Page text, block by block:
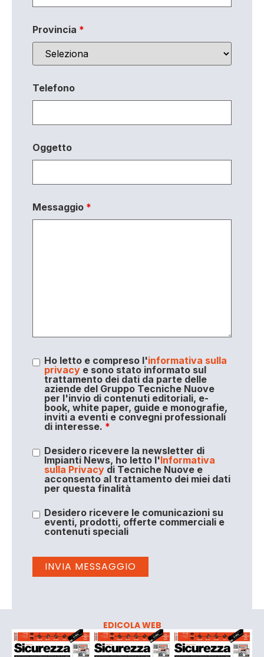
Provincia *
Telefono
Oggetto
Messaggio *
Ho letto e compreso l'informativa sulla
privacye sono stato informato sul
trattamento dei dati da parte delle
aziende del Gruppo Tecniche Nuove
per l'invio di contenuti editoriali, e-
book, white paper, guide e monografie,
inviti a eventi e convegni professionali
di interesse. *
Desidero ricevere la newsletter di
Impianti News, ho letto l'Informativa
sulla Privacydi Tecniche Nuove e
acconsento al trattamento dei miei dati
per questa finalità
Desidero ricevere le comunicazioni su
eventi, prodotti, offerte commerciali e
contenuti speciali
EDICOLA WEB